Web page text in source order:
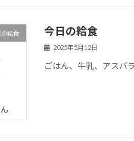
の給食 今日の給食
2025年5月12日
ごはん、牛乳、アスパ